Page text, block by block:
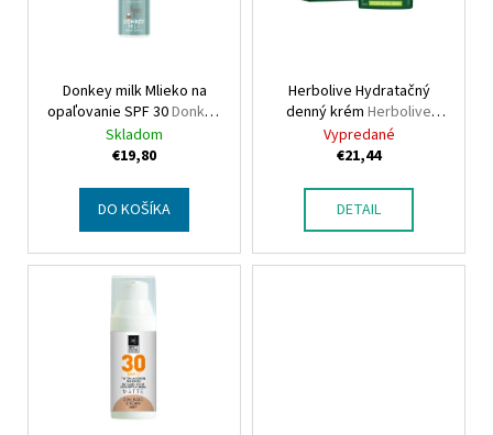
v
Donkey milk Mlieko na
opaľovanie SPF 30Donkey
milk Sunscreen lotion SPF
30
Skladom
€19,80
DO KOŠÍKA
Herbolive Hydratačný
denný krém Herbolive
Face hydrating cream
Vypredané
€21,44
DETAIL